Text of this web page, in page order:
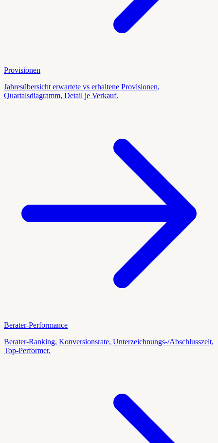
Provisionen
Jahresübersicht erwartete vs erhaltene Provisionen,
Quartalsdiagramm, Detail je Verkauf.
Berater-Performance
Berater-Ranking, Konversionsrate, Unterzeichnungs-/Abschlusszeit,
Top-Performer.